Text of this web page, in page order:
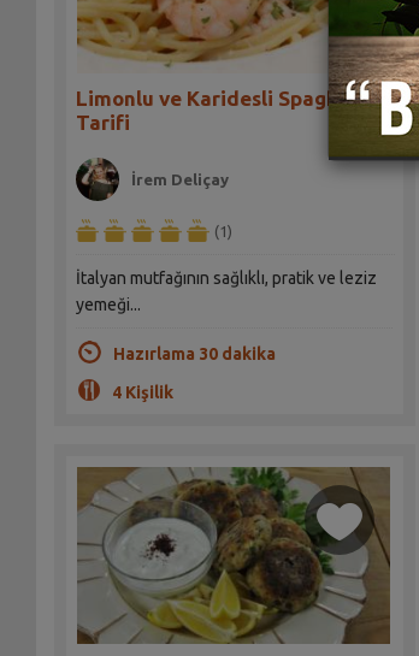
Limonlu ve Karidesli Spaghetti
Tarifi
İrem Deliçay
(1)
İtalyan mutfağının sağlıklı, pratik ve leziz
yemeği...
Hazırlama 30 dakika
4 Kişilik